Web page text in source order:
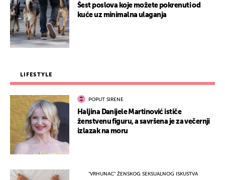
Šest poslova koje možete pokrenuti od
kuće uz minimalna ulaganja
LIFESTYLE
POPUT SIRENE
Haljina Danijele Martinović ističe
ženstvenu figuru, a savršena je za večernji
izlazak na moru
"VRHUNAC" ŽENSKOG SEKSUALNOG ISKUSTVA